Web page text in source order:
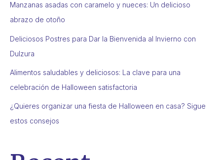
Manzanas asadas con caramelo y nueces: Un delicioso
abrazo de otoño
Deliciosos Postres para Dar la Bienvenida al Invierno con
Dulzura
Alimentos saludables y deliciosos: La clave para una
celebración de Halloween satisfactoria
¿Quieres organizar una fiesta de Halloween en casa? Sigue
estos consejos